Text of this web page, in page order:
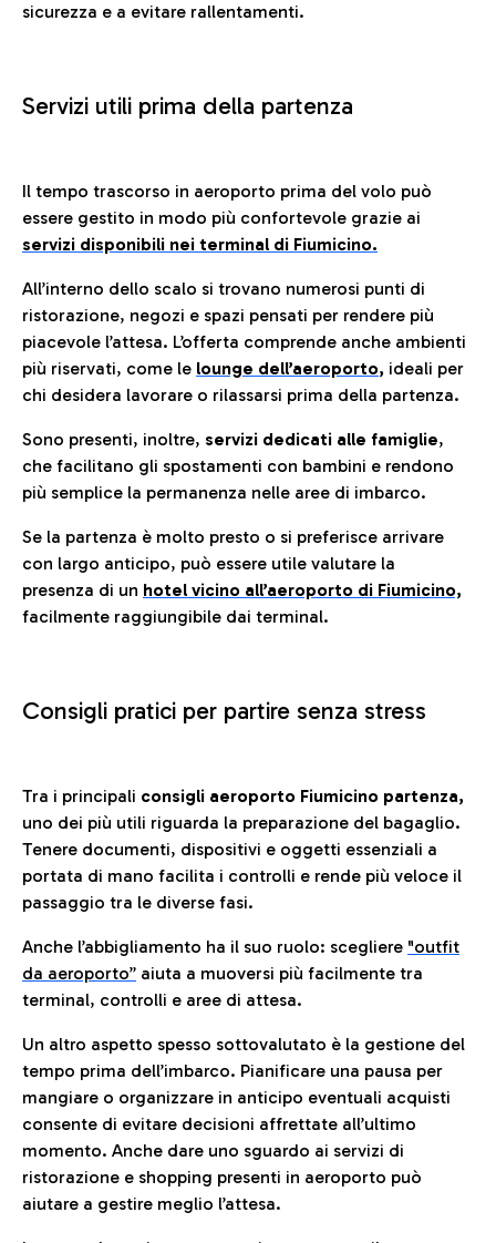
sicurezza e a evitare rallentamenti.
Servizi utili prima della partenza
Il tempo trascorso in aeroporto prima del volo può
essere gestito in modo più confortevole grazie ai
servizi disponibili nei terminal di Fiumicino.
All’interno dello scalo si trovano numerosi punti di
ristorazione, negozi e spazi pensati per rendere più
piacevole l’attesa. L’offerta comprende anche ambienti
più riservati, come le lounge dell’aeroporto, ideali per
chi desidera lavorare o rilassarsi prima della partenza.
Sono presenti, inoltre, servizi dedicati alle famiglie,
che facilitano gli spostamenti con bambini e rendono
più semplice la permanenza nelle aree di imbarco.
Se la partenza è molto presto o si preferisce arrivare
con largo anticipo, può essere utile valutare la
presenza di un hotel vicino all’aeroporto di Fiumicino,
facilmente raggiungibile dai terminal.
Consigli pratici per partire senza stress
Tra i principali consigli aeroporto Fiumicino partenza,
uno dei più utili riguarda la preparazione del bagaglio.
Tenere documenti, dispositivi e oggetti essenziali a
portata di mano facilita i controlli e rende più veloce il
passaggio tra le diverse fasi.
Anche l’abbigliamento ha il suo ruolo: scegliere "outfit
da aeroporto” aiuta a muoversi più facilmente tra
terminal, controlli e aree di attesa.
Un altro aspetto spesso sottovalutato è la gestione del
tempo prima dell’imbarco. Pianificare una pausa per
mangiare o organizzare in anticipo eventuali acquisti
consente di evitare decisioni affrettate all’ultimo
momento. Anche dare uno sguardo ai servizi di
ristorazione e shopping presenti in aeroporto può
aiutare a gestire meglio l’attesa.